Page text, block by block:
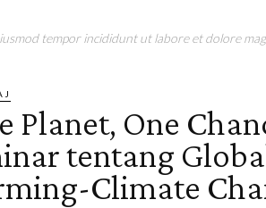
tempor incididunt ut labore et dolore
Planet, One
tentang
Climate